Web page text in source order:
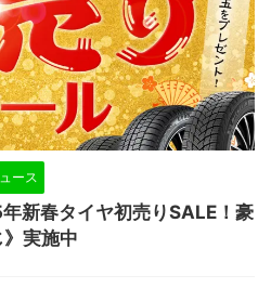
ース
新春タイヤ初売りSALE！豪
実施中